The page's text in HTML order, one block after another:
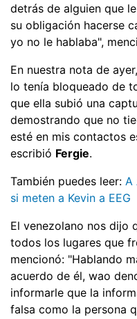
detrás de alguien que
su obligación hacerse
yo no le hablaba",
En nuestra nota de
lo tenía bloqueado de
que ella subió una
demostrando que no
esté en mis contactos
escribió Fergie.
También puedes leer: A
si meten a Kevin a EEG
El venezolano nos dijo
todos los lugares que
mencionó: "Hablando
acuerdo de él, wao
informarle que la
falsa como la persona